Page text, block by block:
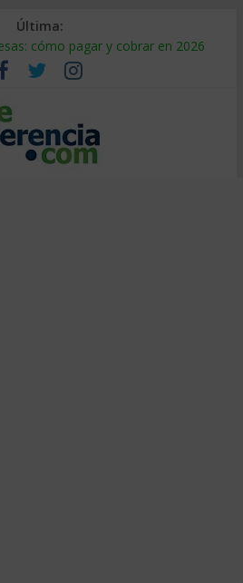
Última:
cómo pagar y cobrar en 2026
es y por qué sale tan caro
cómo auditarla a tiempo
de suministro: qué hacer
UU.: cómo segmentarlo y venderle